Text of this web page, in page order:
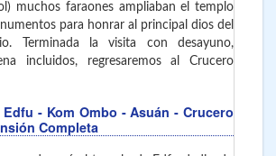
muchos faraones ampliaban el templo
para honrar al principal dios del
Terminada la visita con desayuno,
incluidos, regresaremos al Crucero
- Kom Ombo - Asuán - Crucero
Completa